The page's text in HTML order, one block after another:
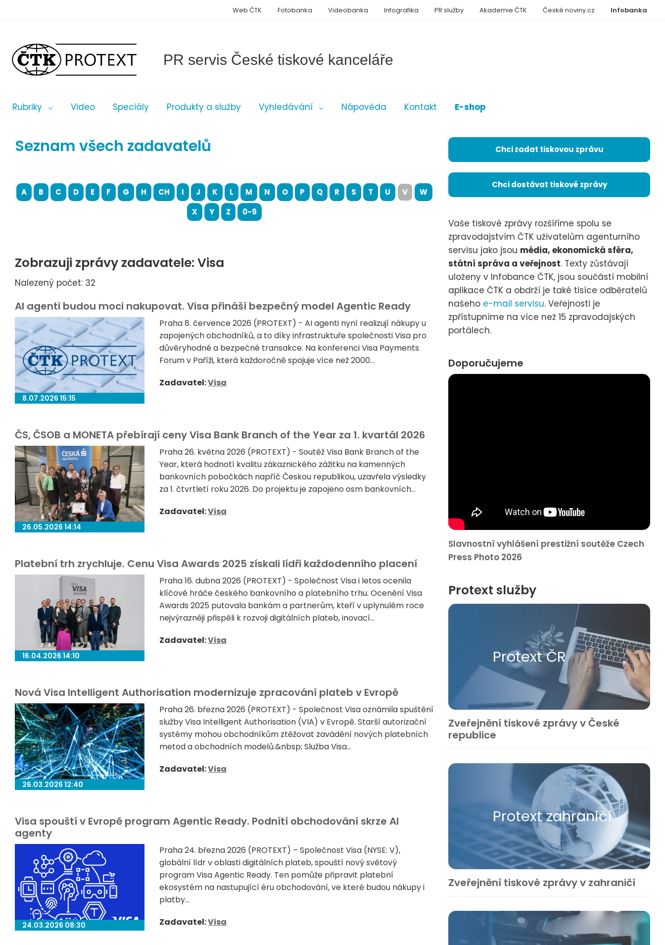
PR servis České tiskové kanceláře
Rubriky Video Speciály Produkty a služby Vyhledávání Nápověda Kontakt E-shop
Infobanka
Web ČTK Fotobanka Videobanka Infografika PR služby Akademie ČTK České noviny.cz
Seznam všech zadavatelů
A B C D E F G H CH I J K L M N O P Q R S T U V
W
X
Y Z 0-9
Zobrazuji zprávy zadavatele: Visa
Nalezený počet: 32
AI agenti budou moci nakupovat. Visa přináší bezpečný model Agentic Ready
8.07.2026 15:15
Praha 8. července 2026 (PROTEXT) - AI agenti nyní realizují nákupy u
zapojených obchodníků, a to díky infrastruktuře společnosti Visa pro
důvěryhodné a bezpečné transakce. Na konferenci Visa Payments
Forum v Paříži, která každoročně spojuje více než 2000...
Zadavatel:Visa
ČS, ČSOB a MONETA přebírají ceny Visa Bank Branch of the Year za 1. kvartál 2026
26.05.2026 14:14
Praha 26. května 2026 (PROTEXT) - Soutěž Visa Bank Branch of the
Year, která hodnotí kvalitu zákaznického zážitku na kamenných
bankovních pobočkách napříč Českou republikou, uzavřela výsledky
za 1. čtvrtletí roku 2026. Do projektu je zapojeno osm bankovních...
Zadavatel:Visa
Platební trh zrychluje. Cenu Visa Awards 2025 získali lídři každodenního placení
16.04.2026 14:10
Praha 16. dubna 2026 (PROTEXT) - Společnost Visa i letos ocenila
klíčové hráče českého bankovního a platebního trhu. Ocenění Visa
Awards 2025 putovala bankám a partnerům, kteří v uplynulém roce
nejvýrazněji přispěli k rozvoji digitálních plateb, inovací...
Zadavatel:Visa
Nová Visa Intelligent Authorisation modernizuje zpracování plateb v Evropě
26.03.2026 12:40
Praha 26. března 2026 (PROTEXT) - Společnost Visa oznámila spuštění
služby Visa Intelligent Authorisation (VIA) v Evropě. Starší autorizační
systémy mohou obchodníkům ztěžovat zavádění nových platebních
metod a obchodních modelů.&nbsp; Služba Visa...
Zadavatel:Visa
Visa spouští v Evropě program Agentic Ready. Podnítí obchodování skrze AI
agenty
24.03.2026 08:30
Praha 24. března 2026 (PROTEXT) – Společnost Visa (NYSE: V),
globální lídr v oblasti digitálních plateb, spouští nový světový
program Visa Agentic Ready. Ten pomůže připravit platební
ekosystém na nastupující éru obchodování, ve které budou nákupy i
platby...
Zadavatel:Visa
Chci zadat tiskovou zprávu
Chci dostávat tiskové zprávy
Vaše tiskové zprávy rozšíříme spolu se
zpravodajstvím ČTK uživatelům agenturního
servisu jako jsou média, ekonomická sféra,
státní správa a veřejnost. Texty zůstávají
uloženy v Infobance ČTK, jsou součástí mobilní
aplikace ČTK a obdrží je také tisíce odběratelů
našeho e-mail servisu. Veřejnosti je
zpřístupníme na více než 15 zpravodajských
portálech.
Doporučujeme
Slavnostní vyhlášení prestižní soutěže Czech
Press Photo 2026
Protext služby
Protext ČR
Zveřejnění tiskové zprávy v České
republice
Protext zahraničí
Zveřejnění tiskové zprávy v zahraničí